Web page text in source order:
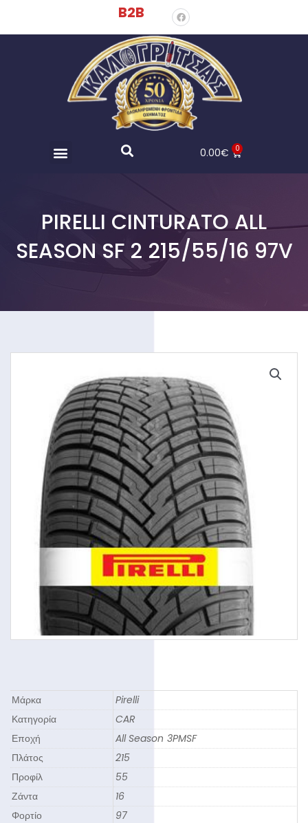
B2B
0.00€ 0
PIRELLI CINTURATO ALL
SEASON SF 2 215/55/16 97V
Μάρκα
Pirelli
Κατηγορία
CAR
Εποχή
All Season 3PMSF
Πλάτος
215
Προφίλ
55
Ζάντα
16
Φορτίο
97